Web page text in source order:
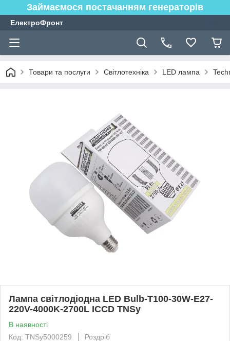
Займаємося постачанням генераторів
ЕлектроФронт
Товари та послуги Світлотехніка LED лампа
Лампа світлодіодна LED Bulb-T100-30W-E27-
220V-4000K-2700L ICCD TNSy
В наявності
Код: TNSy5000259
Роздріб